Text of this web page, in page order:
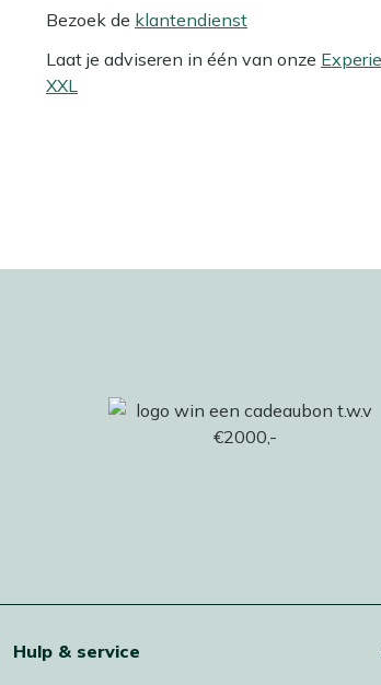
Bezoek de klantendienst
Laat je adviseren in één van onze
XXL
Hulp & service